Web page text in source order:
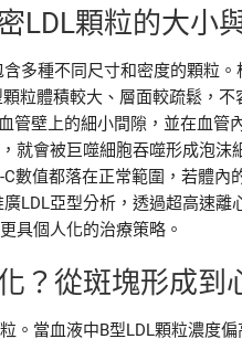
LDL顆粒的大小
多種不同尺寸和密度的顆粒
粒體積較大、層面較疏鬆，
管壁上的細小間隙，並在血管
就會被巨噬細胞吞噬形成泡
數值都落在正常範圍，若體內
LDL亞型分析，透過超高速
具個人化的治療策略。
？從斑塊形成到
。當血液中B型LDL顆粒濃度